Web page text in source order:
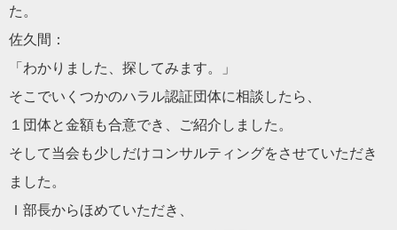
た。
佐久間：
「わかりました、探してみます。」
そこでいくつかのハラル認証団体に相談したら、
１団体と金額も合意でき、ご紹介しました。
そして当会も少しだけコンサルティングをさせていただき
ました。
Ｉ部長からほめていただき、